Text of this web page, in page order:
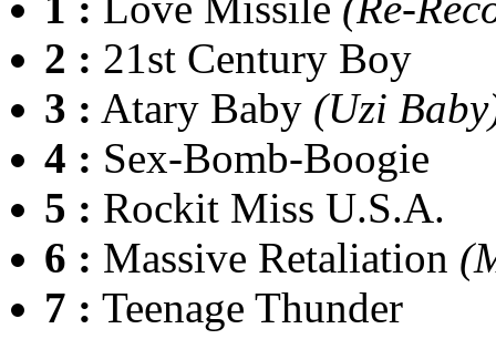
2 : 21st Century Boy
3 : Atary Baby (Uzi
4 : Sex-Bomb-Boogie
5 : Rockit Miss U.S.A.
6 : Massive Retaliation
7 : Teenage Thunder